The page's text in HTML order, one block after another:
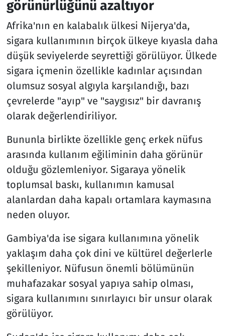
görünürlüğünü azaltıyor
Afrika'nın en kalabalık ülkesi Nijerya'da,
sigara kullanımının birçok ülkeye kıyasla daha
düşük seviyelerde seyrettiği görülüyor. Ülkede
sigara içmenin özellikle kadınlar açısından
olumsuz sosyal algıyla karşılandığı, bazı
çevrelerde "ayıp" ve "saygısız" bir davranış
olarak değerlendiriliyor.
Bununla birlikte özellikle genç erkek nüfus
arasında kullanım eğiliminin daha görünür
olduğu gözlemleniyor. Sigaraya yönelik
toplumsal baskı, kullanımın kamusal
alanlardan daha kapalı ortamlara kaymasına
neden oluyor.
Gambiya'da ise sigara kullanımına yönelik
yaklaşım daha çok dini ve kültürel değerlerle
şekilleniyor. Nüfusun önemli bölümünün
muhafazakar sosyal yapıya sahip olması,
sigara kullanımını sınırlayıcı bir unsur olarak
görülüyor.